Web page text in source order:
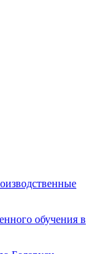
обучения в